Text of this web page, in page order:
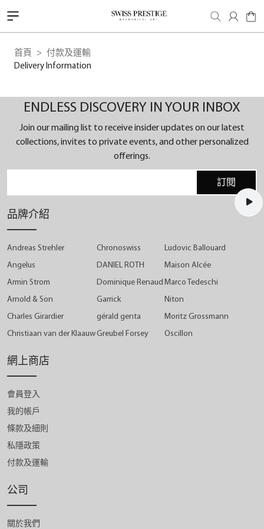
首頁
付款及運輸
Delivery Information
ENDLESS DISCOVERY IN YOUR INBOX
Join our mailing list to receive insider updates on our latest
collections, invites to private events, and other personalized
offerings.
訂閱
品牌介紹
Andreas Strehler
Angelus
Armin Strom
Arnold & Son
Charles Girardier
Christiaan van der Klaauw
Chronoswiss
DANIEL ROTH
Dominique Renaud
Garrick
gérald genta
Greubel Forsey
Ludovic Ballouard
Maison Alcée
Marco Tedeschi
Niton
Moritz Grossmann
Oscillon
網上商店
會員登入
我的帳戶
條款及細則
私隱政策
付款及運輸
公司
關於我們